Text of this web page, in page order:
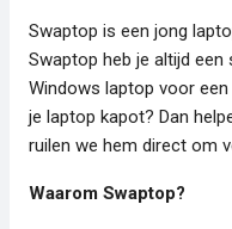
Swaptop is een jong
Swaptop heb je altijd
Windows laptop voor
je laptop kapot? Dan
ruilen we hem direct om
Waarom Swaptop?